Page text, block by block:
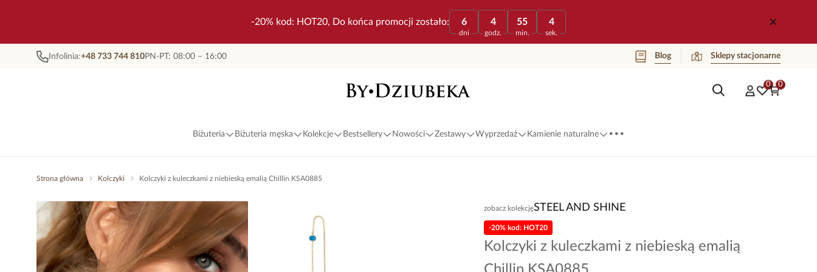
-20% kod: HOT20, Do końca promocji zostało: 6
dni
4
godz.
55
min.
4
sek.
Infolinia:+48 733 744 810PN-PT: 08:00 – 16:00 Blog Sklepy stacjonarne
0 0
Biżuteria Biżuteria męska Kolekcje Bestsellery Nowości Zestawy Wyprzedaż Kamienie naturalne ...
Strona główna Kolczyki Kolczyki z kuleczkami z niebieską emalią Chillin KSA0885
zobacz kolekcjęSTEEL AND SHINE
Kolczyki z kuleczkami z niebieską emalią
-20% kod: HOT20